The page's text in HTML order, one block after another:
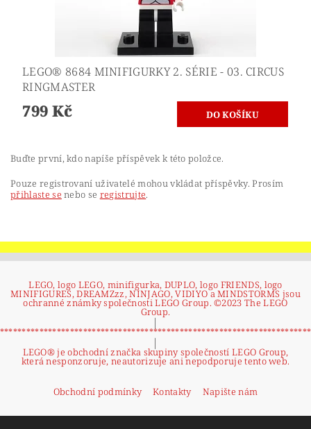
LEGO® 8684 MINIFIGURKY 2. SÉRIE - 03. CIRCUS
RINGMASTER
799 Kč
Buďte první, kdo napíše příspěvek k této položce.
Pouze registrovaní uživatelé mohou vkládat příspěvky. Prosím
přihlaste se nebo se registrujte.
LEGO, logo LEGO, minifigurka, DUPLO, logo FRIENDS, logo
MINIFIGURES, DREAMZzz, NINJAGO, VIDIYO a MINDSTORMS jsou
ochranné známky společnosti LEGO Group. ©2023 The LEGO
Group.
|
|
LEGO® je obchodní značka skupiny společností LEGO Group,
která nesponzoruje, neautorizuje ani nepodporuje tento web.
Obchodní podmínky Kontakty Napište nám